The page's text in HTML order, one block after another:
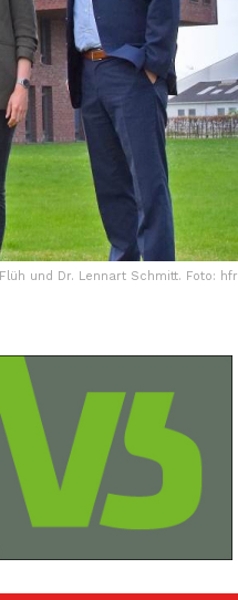
und Dr. Lennart Schmitt. Foto: hfr